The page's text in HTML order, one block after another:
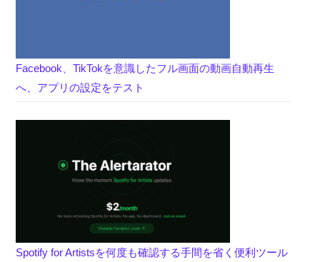
Facebook、TikTokを意識したフル画面の動画自動再生
へ、アプリの設定をテスト
Spotify for Artistsを何度も確認する手間を省く便利ツール